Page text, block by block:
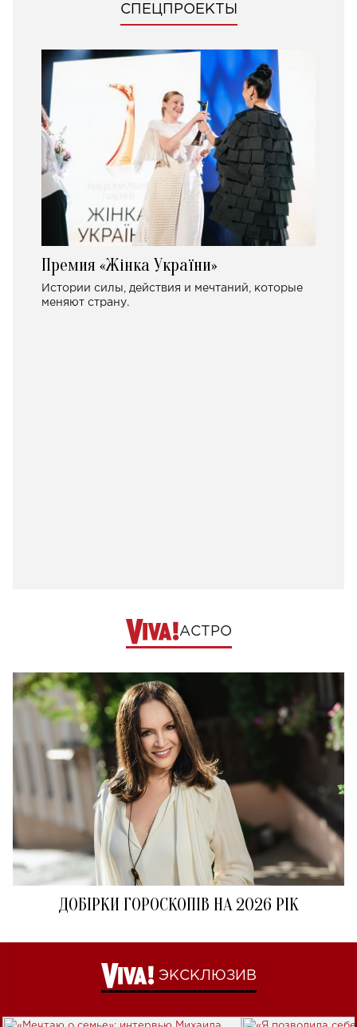
СПЕЦПРОЕКТЫ
Премия «Жінка України»
Истории силы, действия и мечтаний, которые
меняют страну.
АСТРО
ДОБІРКИ ГОРОСКОПІВ НА 2026 РІК
ЭКСКЛЮЗИВ